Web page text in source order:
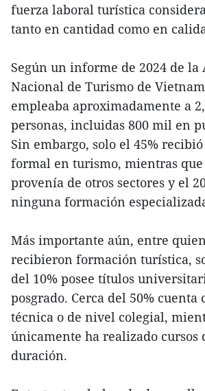
fuerza laboral turística
tanto en cantidad como en
Según un informe de 2024 de
Nacional de Turismo de
empleaba aproximadamente a
personas, incluidas 800 mil en
Sin embargo, solo el 45%
formal en turismo, mientras que
provenía de otros sectores y el
ninguna formación
Más importante aún, entre
recibieron formación turística,
del 10% posee títulos
posgrado. Cerca del 50%
técnica o de nivel colegial,
únicamente ha realizado cursos
duración.